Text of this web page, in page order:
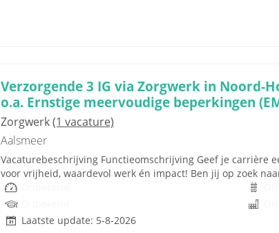
Verzorgende 3 IG via Zorgwerk in Noord-
o.a. Ernstige meervoudige beperkingen
Zorgwerk(1 vacature)
Aalsmeer
Vacaturebeschrijving Functieomschrijving Geef je carrière
voor vrijheid, waardevol werk én impact! Ben jij op zoek
Laatste update: 5-8-2026